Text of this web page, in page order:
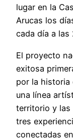
lugar en la
Arucas los
cada día a las
El proyecto
exitosa
por la historia
una línea
territorio y las
tres
conectadas